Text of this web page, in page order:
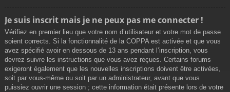
Je suis inscrit mais je ne peux pas me connecter !
Vérifiez en premier lieu que votre nom d’utilisateur et votre mot de passe
soient corrects. Si la fonctionnalité de la COPPA est activée et que vous
avez spécifié avoir en dessous de 13 ans pendant l’inscription, vous
devrez suivre les instructions que vous avez reçues. Certains forums
exigeront également que les nouvelles inscriptions doivent être activées,
soit par vous-même ou soit par un administrateur, avant que vous
puissiez ouvrir une session ; cette information était présente lors de votre